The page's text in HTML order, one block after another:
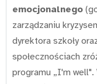
emocjonalnego
zarządzaniu
dyrektora szkoły
społecznościach
programu „I'm